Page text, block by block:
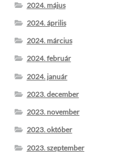
2024. május
2024. április
2024. március
2024. február
2024. január
2023. december
2023. november
2023. október
2023. szeptember